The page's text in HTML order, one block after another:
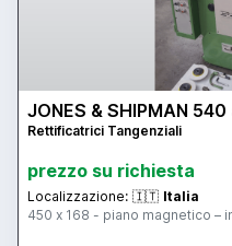
JONES & SHIPMAN 540
Rettificatrici Tangenziali
prezzo su richiesta
Localizzazione: 🇮🇹 Italia
450 x 168 - piano magnetico –